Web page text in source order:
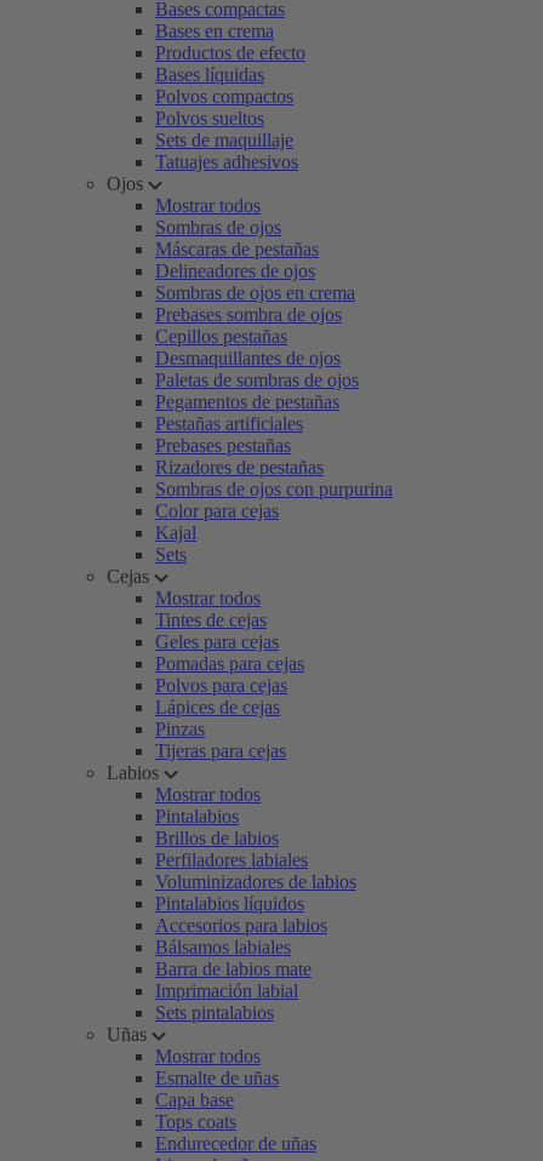
Bases compactas
Bases en crema
Productos de efecto
Bases líquidas
Polvos compactos
Polvos sueltos
Sets de maquillaje
Tatuajes adhesivos
Ojos
Mostrar todos
Sombras de ojos
Máscaras de pestañas
Delineadores de ojos
Sombras de ojos en crema
Prebases sombra de ojos
Cepillos pestañas
Desmaquillantes de ojos
Paletas de sombras de ojos
Pegamentos de pestañas
Pestañas artificiales
Prebases pestañas
Rizadores de pestañas
Sombras de ojos con purpurina
Color para cejas
Kajal
Sets
Cejas
Mostrar todos
Tintes de cejas
Geles para cejas
Pomadas para cejas
Polvos para cejas
Lápices de cejas
Pinzas
Tijeras para cejas
Labios
Mostrar todos
Pintalabios
Brillos de labios
Perfiladores labiales
Voluminizadores de labios
Pintalabios líquidos
Accesorios para labios
Bálsamos labiales
Barra de labios mate
Imprimación labial
Sets pintalabios
Uñas
Mostrar todos
Esmalte de uñas
Capa base
Tops coats
Endurecedor de uñas